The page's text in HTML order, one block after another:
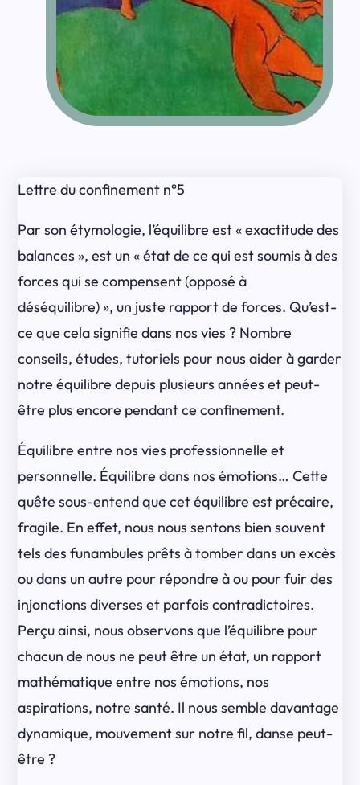
Lettre du confinement n°5
Par son étymologie, l’équilibre est « exactitude des
balances », est un « état de ce qui est soumis à des
forces qui se compensent (opposé à
déséquilibre) », un juste rapport de forces. Qu’est-
ce que cela signifie dans nos vies ? Nombre
conseils, études, tutoriels pour nous aider à garder
notre équilibre depuis plusieurs années et peut-
être plus encore pendant ce confinement.
Équilibre entre nos vies professionnelle et
personnelle. Équilibre dans nos émotions… Cette
quête sous-entend que cet équilibre est précaire,
fragile. En effet, nous nous sentons bien souvent
tels des funambules prêts à tomber dans un excès
ou dans un autre pour répondre à ou pour fuir des
injonctions diverses et parfois contradictoires.
Perçu ainsi, nous observons que l’équilibre pour
chacun de nous ne peut être un état, un rapport
mathématique entre nos émotions, nos
aspirations, notre santé. Il nous semble davantage
dynamique, mouvement sur notre fil, danse peut-
être ?